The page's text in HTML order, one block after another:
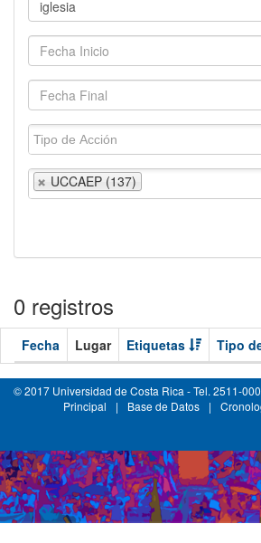
UCCAEP (137)
0 registros
Fecha Lugar Etiquetas Tipo
© 2017 Universidad de Costa Rica - Tel. 2511-
Principal
| Base de Datos |